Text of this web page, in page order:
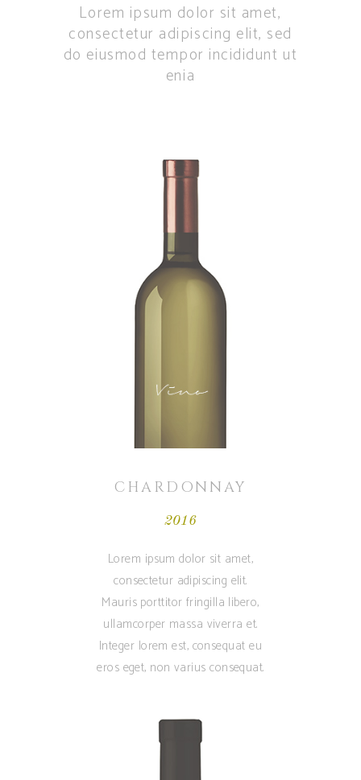
Lorem ipsum dolor sit amet,
consectetur adipiscing elit, sed
do eiusmod tempor incididunt ut
enia
CHARDONNAY
2016
Lorem ipsum dolor sit amet,
consectetur adipiscing elit.
Mauris porttitor fringilla libero,
ullamcorper massa viverra et.
Integer lorem est, consequat eu
eros eget, non varius consequat.